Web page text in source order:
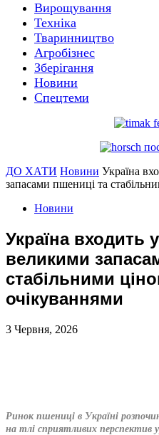
Вирощування
Техніка
Тваринництво
Агробізнес
Зберігання
Новини
Спецтеми
ДО ХАТИ Новини Україна
запасами пшениці та
Новини
Україна входить
великими
стабільними
очікуваннями
3 Червня, 2026
Ринок пшениці в Україні
на тлі сприятливих перспектив